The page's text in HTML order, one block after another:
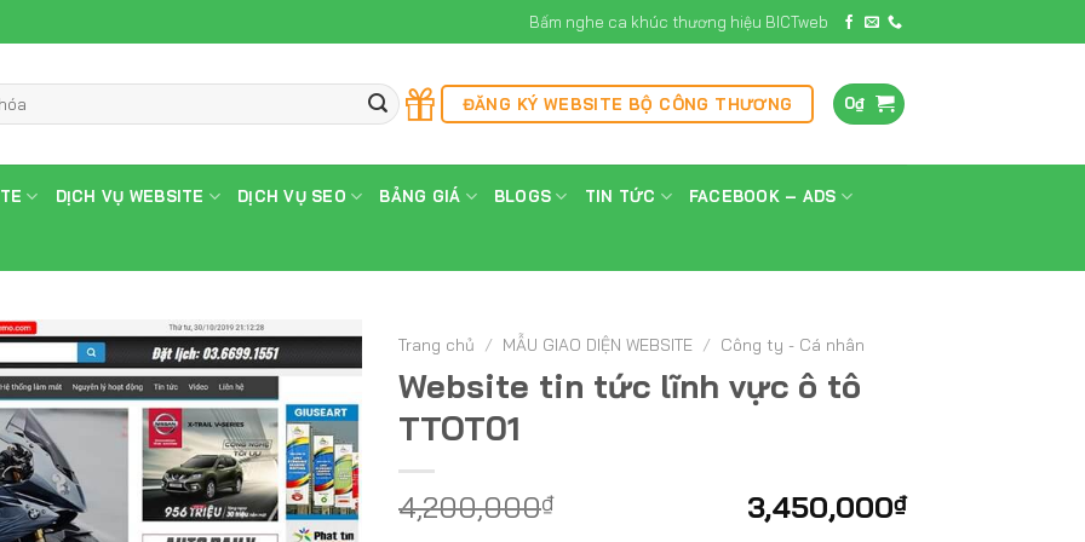
Bấm nghe ca khúc thương hiệu BICTweb
ĐĂNG KÝ WEBSITE BỘ CÔNG THƯƠNG 0₫
DỊCH VỤ WEBSITE DỊCH VỤ SEO BẢNG GIÁ BLOGS TIN TỨC FACEBOOK – ADS
Trang chủ / MẪU GIAO DIỆN WEBSITE / Công ty - Cá nhân
Website tin tức lĩnh vực ô tô
TTOT01
4,200,000₫ 3,450,000₫